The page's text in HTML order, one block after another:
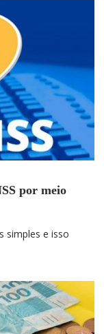
por meio
simples e isso